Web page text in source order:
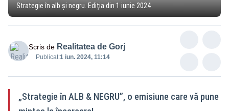
Strategie în alb și negru. Ediția din 1 iunie 2024
Scris de Realitatea de Gorj
Publicat:1 iun. 2024, 11:14
„Strategie în ALB & NEGRU”, o emisiune care vă pune